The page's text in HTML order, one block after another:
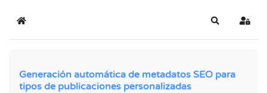
Inicio Buscar
Generación automática de metadatos SEO para
tipos de publicaciones personalizadas